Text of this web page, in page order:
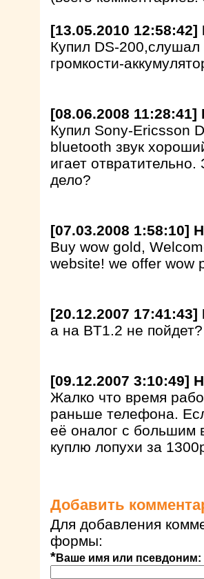
[13.05.2010
Купил DS-
громкости-
[08.06.2008
Купил Sony-Ericsson
bluetooth звук
игает
дело?
[07.03.2008 1:58:10]
Buy wow gold,
website! we offer wow
[20.12.2007
а на BT1.2 не пойдет?
[09.12.2007 3:10:49]
Жалко что время
раньше телефона.
её оналог с большим
куплю лопухи за
Добавить
Для добавления
формы:
*Ваше имя или псевдоним: